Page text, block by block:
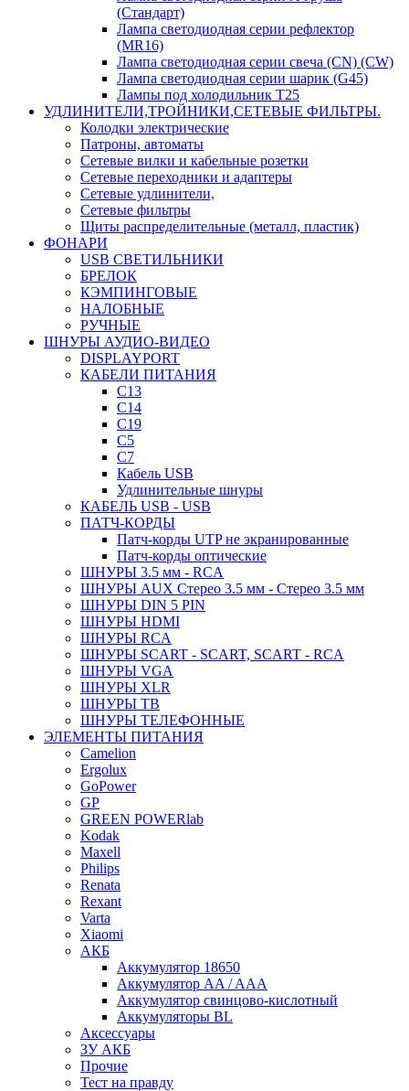
(Стандарт)
Лампа светодиодная серии рефлектор
(MR16)
Лампа светодиодная серии свеча (CN) (CW)
Лампа светодиодная серии шарик (G45)
Лампы под холодильник T25
УДЛИНИТЕЛИ,ТРОЙНИКИ,СЕТЕВЫЕ ФИЛЬТРЫ.
Колодки электрические
Патроны, автоматы
Сетевые вилки и кабельные розетки
Сетевые переходники и адаптеры
Сетевые удлинители,
Сетевые фильтры
Щиты распределительные (металл, пластик)
ФОНАРИ
USB СВЕТИЛЬНИКИ
БРЕЛОК
КЭМПИНГОВЫЕ
НАЛОБНЫЕ
РУЧНЫЕ
ШНУРЫ АУДИО-ВИДЕО
DISPLAYPORT
КАБЕЛИ ПИТАНИЯ
C13
C14
C19
C5
C7
Кабель USB
Удлинительные шнуры
КАБЕЛЬ USB - USB
ПАТЧ-КОРДЫ
Патч-корды UTP не экранированные
Патч-корды оптические
ШНУРЫ 3.5 мм - RCA
ШНУРЫ AUX Стерео 3.5 мм - Стерео 3.5 мм
ШНУРЫ DIN 5 PIN
ШНУРЫ HDMI
ШНУРЫ RCA
ШНУРЫ SCART - SCART, SCART - RCA
ШНУРЫ VGA
ШНУРЫ XLR
ШНУРЫ ТВ
ШНУРЫ ТЕЛЕФОННЫЕ
ЭЛЕМЕНТЫ ПИТАНИЯ
Camelion
Ergolux
GoPower
GP
GREEN POWERlab
Kodak
Maxell
Philips
Renata
Rexant
Varta
Xiaomi
АКБ
Аккумулятор 18650
Аккумулятор AA / AAA
Аккумулятор свинцово-кислотный
Аккумуляторы BL
Аксессуары
ЗУ АКБ
Прочие
Тест на правду